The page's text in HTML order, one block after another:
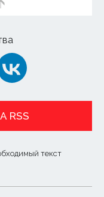
RSS
текст